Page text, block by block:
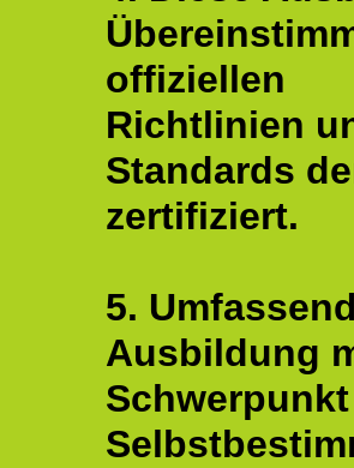
offiziellen
Richtlinien
Standards
zertifiziert.
5.
Ausbildung
Schwerpunkt